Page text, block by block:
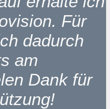
Für
dadurch
am
Dank für